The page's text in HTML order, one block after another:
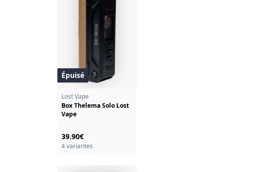
Épuisé
Lost Vape
Box Thelema Solo Lost
Vape
39.90€
4 variantes